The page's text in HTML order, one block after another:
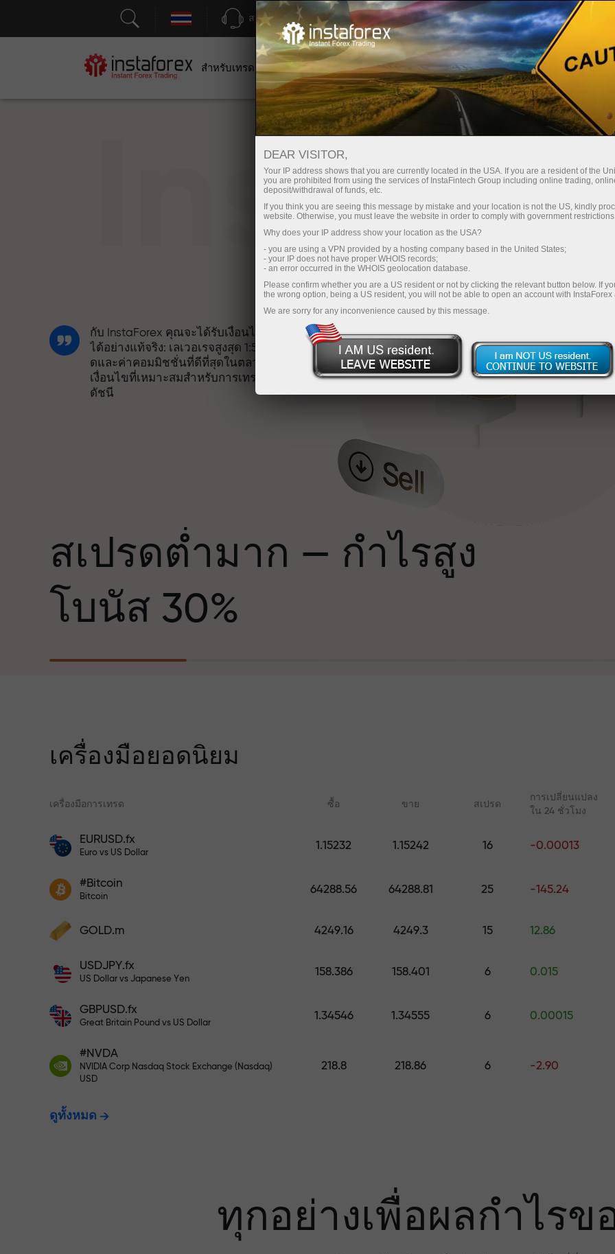
สนับสนุน เปิดบัญชีเทรดทันที แพลตฟอร์มการเทรด
สำหรับเทรดเดอร์ สำหรับผู้เริ่มต้นใหม่ สำหรับนักลงทุน สำหรับหุ้นส่วน แคม
กับ InstaForex คุณจะได้รับเงื่อนไขที่แข่งขัน
ได้อย่างแท้จริง: เลเวอเรจสูงสุด 1:5000 สเปร
ดและค่าคอมมิชชั่นที่ดีที่สุดในตลาด รวมถึง
เงื่อนไขที่เหมาะสมสำหรับการเทรดหุ้นและ
ดัชนี
เทรดมีคุณค่าเดียวกัน Aleš Loprais นำความ
มุ่งมั่นและวินัยเข้าสู่โลกของการเทรด ใน
ฐานะพันธมิตรที่สร้างแรงบันดาลใจให้ลูกค้า
ฝากเงิน
ขาดทุนและรับประกันกำไรเพิ่มสามเท่า
ภายใน 6 เดือน เทรดอย่างมั่นใจ — เงินทุน
เท่า X1000 ไม่ใช่การพิมพ์ผิด ยิ่งฝากมาก ตัว
คูณยิ่งสูง
สเปรดต่ำมาก — กำไรสูง
โบนัส 30%
สำหรับทุกการฝาก
ในการเทรดและบนทางหลวง
แจ็กพอตของขวัญส่วนตัวของคุ
ฝากเงินจำนวน $333 — เลือกของขวัญมูลค่าสูงสุด $1,500
เทรดแบบไร้ความเสี่ยง — เรารับ
ประกันกำไรของคุณ
โบนัสสูงสุด X1000 — ตัวคูณที่ใ
ที่สุดในตลาด
เครื่องมือยอดนิยม
เครื่องมือการเทรด ซื้อ ขาย สเปรด
การเปลี่ยนแปลง
ใน 24 ชั่วโมง
EURUSD.fx
Euro vs US Dollar
1.15232 1.15242 16 -0.00013
#Bitcoin
Bitcoin
64288.56 64288.81 25 -145.24
GOLD.m 4249.16 4249.3 15 12.86
USDJPY.fx
US Dollar vs Japanese Yen
158.386 158.401 6 0.015
GBPUSD.fx
Great Britain Pound vs US Dollar
1.34546 1.34555 6 0.00015
#NVDA
NVIDIA Corp Nasdaq Stock Exchange (Nasdaq)
USD
218.8 218.86 6 -2.90
ดูทั้งหมด
โบนัสสำหรับเทรดเดอร์
คอร์สและเว็บบินาร์สำหรับทุก
Forex, คริปโต และฟิว
ทุกอย่างเพื่อผลกำไร
DEAR VISITOR,
Your IP address shows that you are currently located in the USA. If you are a resident of the
you are prohibited from using the services of InstaFintech Group including online trading,
deposit/withdrawal of funds, etc.
If you think you are seeing this message by mistake and your location is not the US, kindly
website. Otherwise, you must leave the website in order to comply with government
Why does your IP address show your location as the USA?
- you are using a VPN provided by a hosting company based in the United States;
- your IP does not have proper WHOIS records;
- an error occurred in the WHOIS geolocation database.
Please confirm whether you are a US resident or not by clicking the relevant button below. If
the wrong option, being a US resident, you will not be able to open an account with InstaForex
We are sorry for any inconvenience caused by this message.